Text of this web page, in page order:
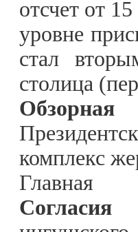
отсчет от
уровне
стал
столица
комплекс
Главная
Согласия